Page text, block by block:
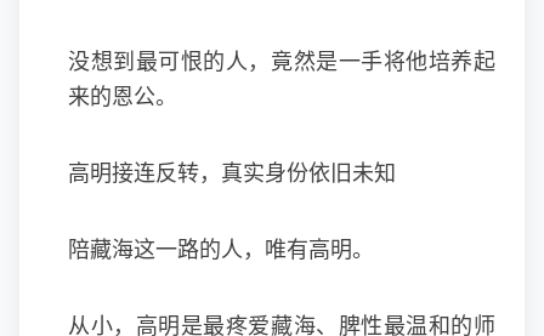
没想到最可恨的人，竟然是一手将他培养起
来的恩公。
高明接连反转，真实身份依旧未知
陪藏海这一路的人，唯有高明。
从小，高明是最疼爱藏海、脾性最温和的师